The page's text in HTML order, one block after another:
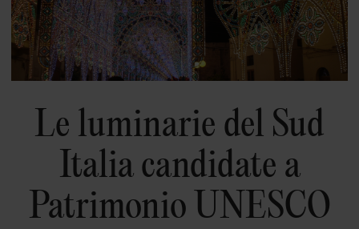
Le luminarie del Sud
Italia candidate a
Patrimonio UNESCO